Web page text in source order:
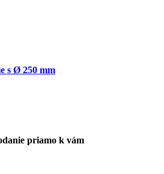
s Ø 250 mm
priamo k vám